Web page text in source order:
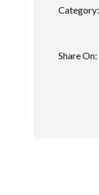
Category:
Share On: